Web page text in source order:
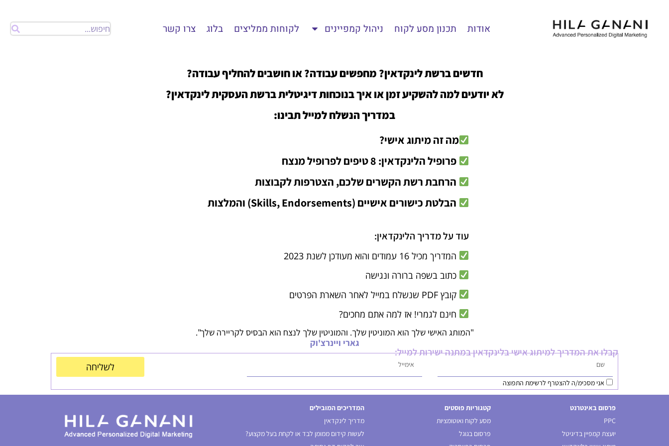
אודות תכנון מסע לקוח ניהול קמפיינים לקוחות ממליצים בלוג צרו קשר
חדשים ברשת לינקדאין? מחפשים עבודה? או חושבים להחליף עבודה?
לא יודעים למה להשקיע זמן או איך בנוכחות דיגיטלית ברשת העסקית לינקדאין?
במדריך הנשלח למייל תבינו:
מה זה מיתוג אישי?
פרופיל הלינקדאין: 8 טיפים לפרופיל מנצח
הרחבת רשת הקשרים שלכם, הצטרפות לקבוצות
הבלטת כישורים אישיים (Skills, Endorsements) והמלצות
עוד על מדריך הלינקדאין:
המדריך מכיל 16 עמודים והוא מעודכן לשנת 2023
כתוב בשפה ברורה ונגישה
קובץ PDF שנשלח במייל לאחר השארת הפרטים
חינם לגמרי! אז למה אתם מחכים?
"המותג האישי שלך הוא המוניטין שלך. והמוניטין שלך לנצח הוא הבסיס לקריירה שלך".
גארי ויינרצ'וק
קבלו את המדריך למיתוג אישי בלינקדאין במתנה ישירות למייל:
אני מסכימ/ה להצטרף לרשימת התפוצה
לשליחה
פרסום באינטרנט
PPC
יועצת קמפיין בדיגיטל
קטגוריות פוסטים
מסע לקוח ואוטומציות
פרסום בגוגל
המדריכים המובילים
מדריך לינקדאין
לעשות קידום ממומן לבד או לקחת בעל מקצוע?